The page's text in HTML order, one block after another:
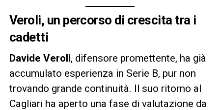
Veroli, un percorso di crescita tra i
cadetti
Davide Veroli, difensore promettente, ha già
accumulato esperienza in Serie B, pur non
trovando grande continuità. Il suo ritorno al
Cagliari ha aperto una fase di valutazione da